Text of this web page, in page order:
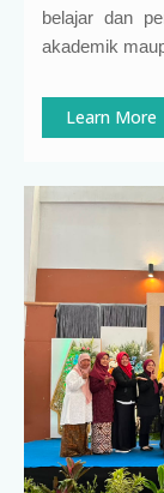
belajar dan
akademik
Learn More